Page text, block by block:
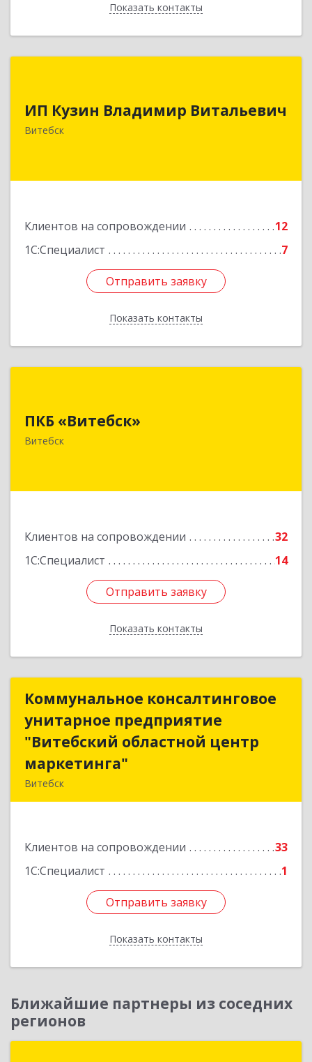
Показать контакты
Назад
ИП Кузин Владимир Витальевич
Витебск
Клиентов на сопровождении
12
1С:Специалист
7
Отправить заявку
Показать контакты
Беларусь, 210001, г.Витебск, ул. Ильинского,
Отправить заявку
Назад
ПКБ «Витебск»
Витебск
Клиентов на сопровождении
32
1С:Специалист
14
Отправить заявку
Показать контакты
Республика Беларусь, 210026, г. Витебск, ул.
Отправить заявку
Назад
Коммунальное консалтинговое
унитарное предприятие
"Витебский областной центр
маркетинга"
Витебск
Клиентов на сопровождении
33
1С:Специалист
1
Отправить заявку
Показать контакты
Коммунальное консалтинговое
унитарное предприятие
"Витебский областной центр
Подробнее
Отправить заявку
Назад
Ближайшие партнеры из соседних
регионов